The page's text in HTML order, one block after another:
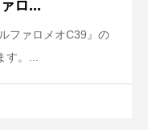
ロ...
ファロメオC39』の
。...